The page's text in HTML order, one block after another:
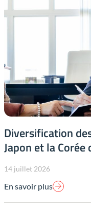
Diversification
Japon et la Corée
14 juillet 2026
En savoir plus